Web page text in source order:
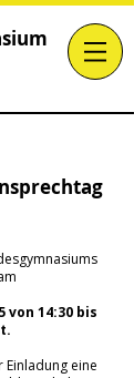
von 14:30 bis
Einladung eine